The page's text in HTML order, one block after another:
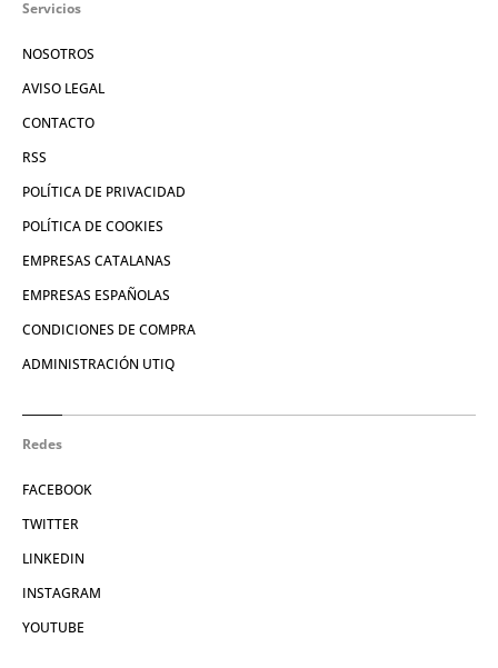
Servicios
NOSOTROS
AVISO LEGAL
CONTACTO
RSS
POLÍTICA DE PRIVACIDAD
POLÍTICA DE COOKIES
EMPRESAS CATALANAS
EMPRESAS ESPAÑOLAS
CONDICIONES DE COMPRA
ADMINISTRACIÓN UTIQ
Redes
FACEBOOK
TWITTER
LINKEDIN
INSTAGRAM
YOUTUBE